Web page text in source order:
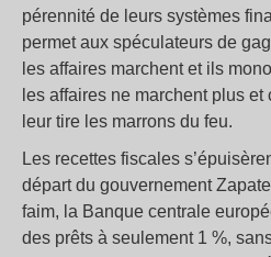
pérennité de leurs systèmes
permet aux spéculateurs de
les affaires marchent et ils
les affaires ne marchent plus et
leur tire les marrons du feu.
Les recettes fiscales
départ du gouvernement
faim, la Banque centrale
des prêts à seulement 1 %,